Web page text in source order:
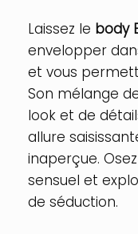
Laissez le body
envelopper
et vous
Son mélange
look et de
allure
inaperçue.
sensuel et
de séduction.